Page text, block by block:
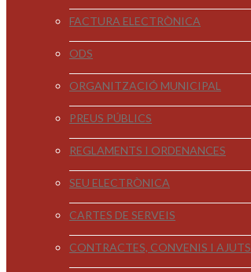
FACTURA ELECTRÒNICA
ODS
ORGANITZACIÓ MUNICIPAL
PREUS PÚBLICS
REGLAMENTS I ORDENANCES
SEU ELECTRÒNICA
CARTES DE SERVEIS
CONTRACTES, CONVENIS I AJUTS